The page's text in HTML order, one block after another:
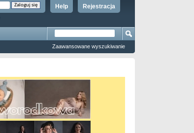
Rejestracja
Help
Zaawansowane wyszukiwanie